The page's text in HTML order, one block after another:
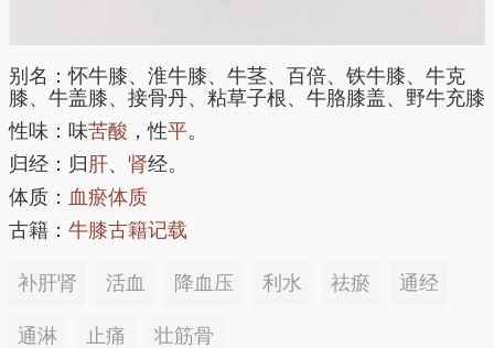
别名：怀牛膝、淮牛膝、牛茎、百倍、铁牛膝、牛克
膝、牛盖膝、接骨丹、粘草子根、牛胳膝盖、野牛充膝
性味：味苦酸 ，性平。
归经：归 肝、 肾经。
体质： 血瘀体质
古籍： 牛膝古籍记载
补肝肾 活血 降血压 利水 祛瘀 通经
通淋 止痛 壮筋骨